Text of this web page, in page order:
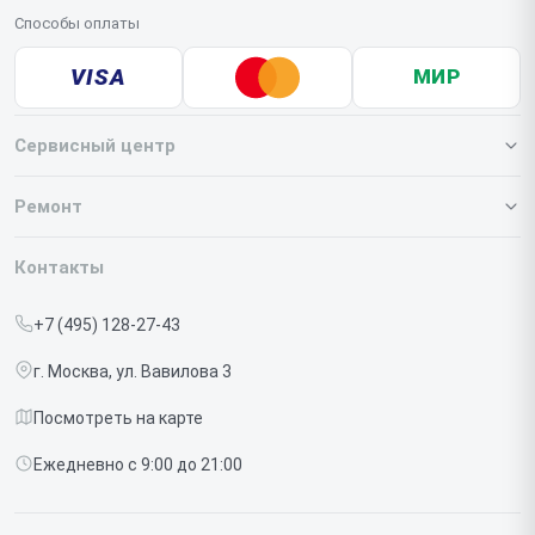
Способы оплаты
VISA МИР
Сервисный центр
О нашем сервисе
Срочный ремонт
Доставка и способы оплаты
Диагностика
Контакты
Ремонт
Iphone
Контакты
+7 (495) 128-27-43
г. Москва, ул. Вавилова 3
Посмотреть на карте
Ежедневно с 9:00 до 21:00